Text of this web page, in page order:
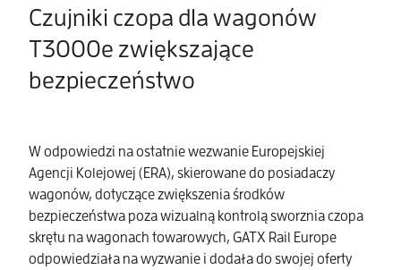
Czujniki czopa dla wagonów
T3000e zwiększające
bezpieczeństwo
W odpowiedzi na ostatnie wezwanie Europejskiej
Agencji Kolejowej (ERA), skierowane do posiadaczy
wagonów, dotyczące zwiększenia środków
bezpieczeństwa poza wizualną kontrolą sworznia czopa
skrętu na wagonach towarowych, GATX Rail Europe
odpowiedziała na wyzwanie i dodała do swojej oferty